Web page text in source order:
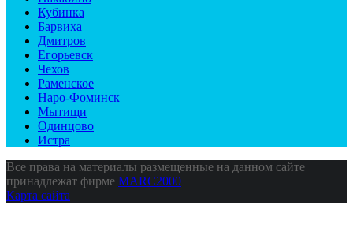
Кубинка
Барвиха
Дмитров
Егорьевск
Чехов
Раменское
Наро-Фоминск
Мытищи
Одинцово
Истра
Все права на материалы размещенные на данном сайте
принадлежат фирме MARC2000
Карта сайта